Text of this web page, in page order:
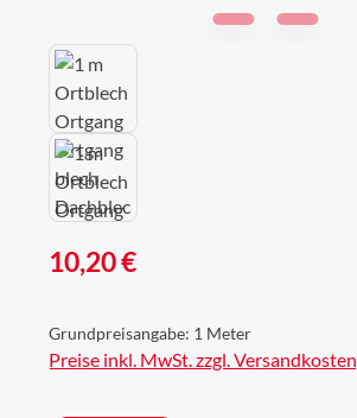
Regulärer Preis:
10,20 €
Grundpreisangabe: 1 Meter
Preise inkl. MwSt. zzgl. Versandkosten